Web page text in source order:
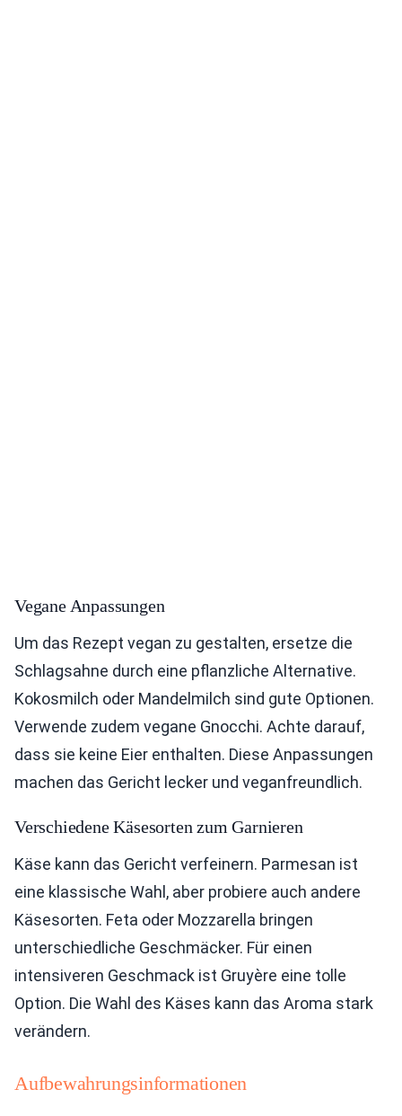
Vegane Anpassungen
Um das Rezept vegan zu gestalten, ersetze die
Schlagsahne durch eine pflanzliche Alternative.
Kokosmilch oder Mandelmilch sind gute Optionen.
Verwende zudem vegane Gnocchi. Achte darauf,
dass sie keine Eier enthalten. Diese Anpassungen
machen das Gericht lecker und veganfreundlich.
Verschiedene Käsesorten zum Garnieren
Käse kann das Gericht verfeinern. Parmesan ist
eine klassische Wahl, aber probiere auch andere
Käsesorten. Feta oder Mozzarella bringen
unterschiedliche Geschmäcker. Für einen
intensiveren Geschmack ist Gruyère eine tolle
Option. Die Wahl des Käses kann das Aroma stark
verändern.
Aufbewahrungsinformationen